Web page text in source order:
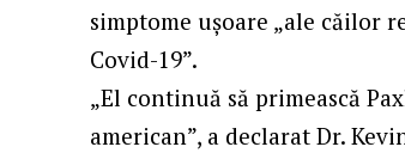
simptome ușoare „ale căilor
Covid-19”.
„El continuă să primească
american”, a declarat Dr.